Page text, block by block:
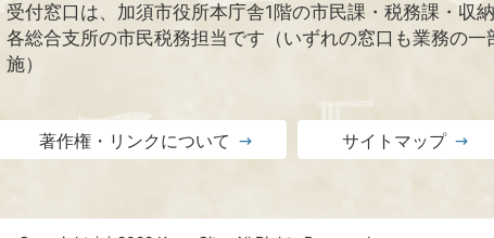
受付窓口は、加須市役所本庁舎1階の市民課・税務課・収納
各総合支所の市民税務担当です（いずれの窓口も業務の一
施）
著作権・リンクについて サイトマップ